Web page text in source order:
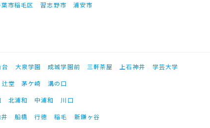
葉市稲毛区 習志野市 浦安市
大泉学園 成城学園前 三軒茶屋 上石神井
学芸大学
辻堂 茅ケ崎
溝の口
北浦和 中浦和
川口
船橋 行徳 稲毛 新鎌ヶ谷